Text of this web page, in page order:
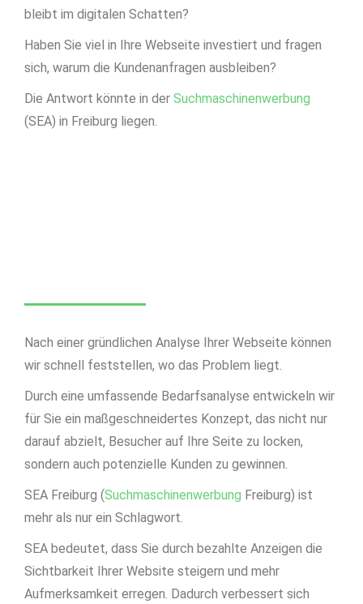
bleibt im digitalen Schatten?
Haben Sie viel in Ihre Webseite investiert und fragen
sich, warum die Kundenanfragen ausbleiben?
Die Antwort könnte in der Suchmaschinenwerbung
(SEA) in Freiburg liegen.
Nach einer gründlichen Analyse Ihrer Webseite können
wir schnell feststellen, wo das Problem liegt.
Durch eine umfassende Bedarfsanalyse entwickeln wir
für Sie ein maßgeschneidertes Konzept, das nicht nur
darauf abzielt, Besucher auf Ihre Seite zu locken,
sondern auch potenzielle Kunden zu gewinnen.
SEA Freiburg (Suchmaschinenwerbung Freiburg) ist
mehr als nur ein Schlagwort.
SEA bedeutet, dass Sie durch bezahlte Anzeigen die
Sichtbarkeit Ihrer Website steigern und mehr
Aufmerksamkeit erregen. Dadurch verbessert sich